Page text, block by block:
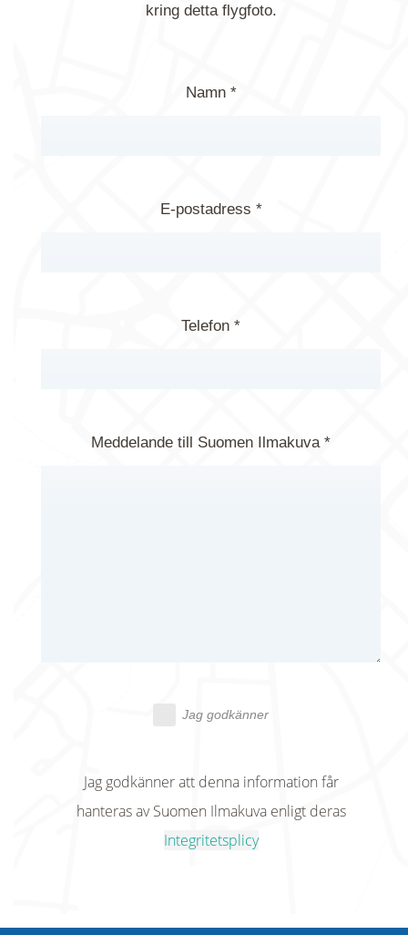
kring detta flygfoto.
Namn *
E-postadress *
Telefon *
Meddelande till Suomen Ilmakuva *
Jag godkänner
Jag godkänner att denna information får
hanteras av Suomen Ilmakuva enligt deras
Integritetsplicy